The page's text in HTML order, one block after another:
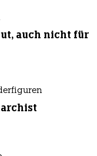
auch nicht für